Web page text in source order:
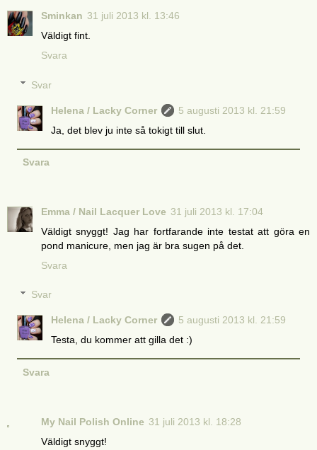
Sminkan 31 juli 2013 kl. 13:46
Väldigt fint.
Svara
Svar
Helena / Lacky Corner
5 augusti 2013 kl. 21:59
Ja, det blev ju inte så tokigt till slut.
Svara
Emma / Nail Lacquer Love 31 juli 2013 kl. 17:04
Väldigt snyggt! Jag har fortfarande inte testat att göra en
pond manicure, men jag är bra sugen på det.
Svara
Svar
Helena / Lacky Corner
5 augusti 2013 kl. 21:59
Testa, du kommer att gilla det :)
Svara
My Nail Polish Online 31 juli 2013 kl. 18:28
Väldigt snyggt!